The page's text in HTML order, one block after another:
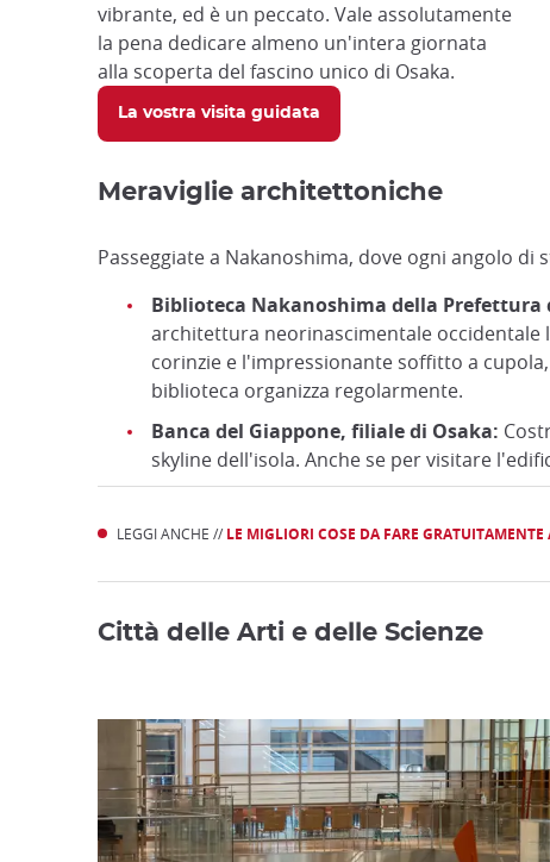
vibrante, ed è un peccato. Vale assolutamente
la pena dedicare almeno un'intera giornata
alla scoperta del fascino unico di Osaka.
La vostra visita guidata
Meraviglie architettoniche
Passeggiate a Nakanoshima, dove ogni angolo di
Biblioteca Nakanoshima della Prefettura
architettura neorinascimentale occidentale
corinzie e l'impressionante soffitto a
biblioteca organizza regolarmente.
Banca del Giappone, filiale di Osaka:
skyline dell'isola. Anche se per visitare
LEGGI ANCHE // LE MIGLIORI COSE DA FARE GRATUITAMENTE
Città delle Arti e delle Scienze